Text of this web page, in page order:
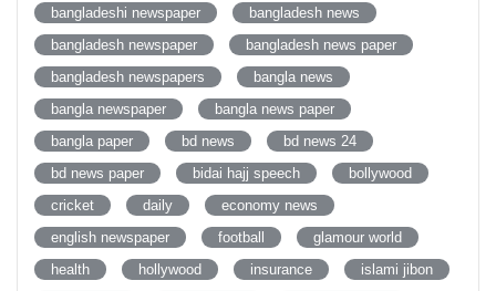
bangladeshi newspaper
bangladesh news
bangladesh newspaper
bangladesh news paper
bangladesh newspapers
bangla news
bangla newspaper
bangla news paper
bangla paper
bd news
bd news 24
bd news paper
bidai hajj speech
bollywood
cricket
daily
economy news
english newspaper
football
glamour world
health
hollywood insurance
islami jibon